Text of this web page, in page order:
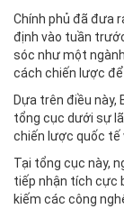
Chính phủ đã đưa
định vào tuần
sóc như một
cách chiến lược
Dựa trên điều này,
tổng cục dưới sự
chiến lược quốc tế
Tại tổng cục này,
tiếp nhận tích cực
kiếm các công